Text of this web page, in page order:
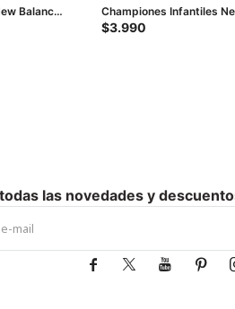
Balance
Championes Infantiles
Urban - Negro
$3.990
las novedades y
   